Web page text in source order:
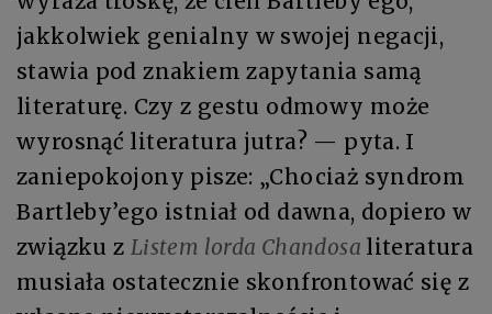
jakkolwiek genialny w swojej negacji,
stawia pod znakiem zapytania samą
literaturę. Czy z gestu odmowy może
wyrosnąć literatura jutra? — pyta. I
zaniepokojony pisze: „Chociaż syndrom
Bartleby’ego istniał od dawna, dopiero w
związku z Listem lorda Chandosa literatura
musiała ostatecznie skonfrontować się z